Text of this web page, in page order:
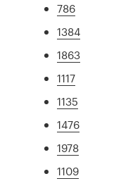
786
1384
1863
1117
1135
1476
1978
1109